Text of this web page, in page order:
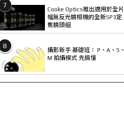
7
Cooke Optics推出適用於全片
幅無反光鏡相機的全新SP3定
焦鏡頭組
8
攝影新手 基礎班： P、A、S、
M 拍攝模式 先搞懂